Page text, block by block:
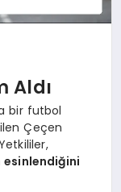
Aldı
bir futbol
Çeçen
esinlendiğini